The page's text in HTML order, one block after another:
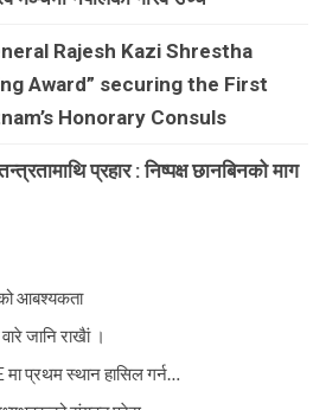
Rajesh Kazi Shrestha
Award” securing the First
Honorary Consuls
प्रहार : निष्पक्ष छानबिनको माग
आबश्यकता
जानि राखैां ।
मा प्रथम स्थान हासिल गर्न…